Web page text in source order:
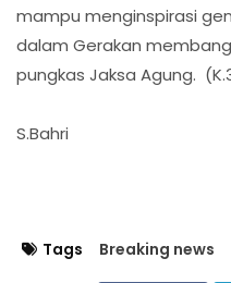
mampu menginspirasi
dalam Gerakan
pungkas Jaksa Agung.
S.Bahri
Tags Breaking news